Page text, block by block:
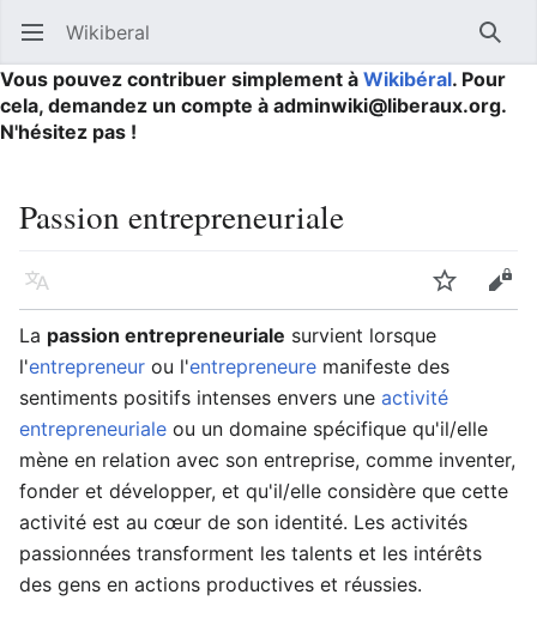
Ouvrir le menu principal Wikiberal
Vous pouvez contribuer simplement à Wikibéral. Pour
cela, demandez un compte à adminwiki@liberaux.org.
N'hésitez pas !
Passion entrepreneuriale
Langue Suivre
La passion entrepreneuriale survient lorsque
l'entrepreneur ou l'entrepreneure manifeste des
sentiments positifs intenses envers une activité
entrepreneuriale ou un domaine spécifique qu'il/elle
mène en relation avec son entreprise, comme inventer,
fonder et développer, et qu'il/elle considère que cette
activité est au cœur de son identité. Les activités
passionnées transforment les talents et les intérêts
des gens en actions productives et réussies.